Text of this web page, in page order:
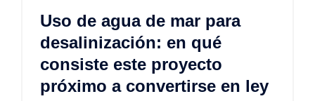
Uso de agua de mar para
desalinización: en qué
consiste este proyecto
próximo a convertirse en ley